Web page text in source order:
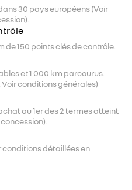
30 pays européens (Voir
150 points clés de contrôle.
et 1 000 km parcourus.
conditions générales)
au 1er des 2 termes atteint
détaillées en